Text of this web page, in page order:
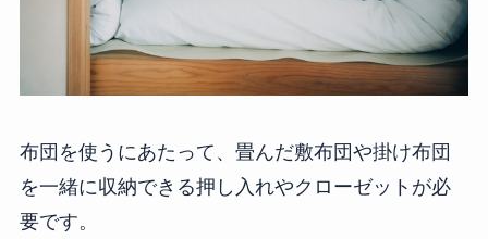
布団を使うにあたって、畳んだ敷布団や掛け布団
を一緒に収納できる押し入れやクローゼットが必
要です。